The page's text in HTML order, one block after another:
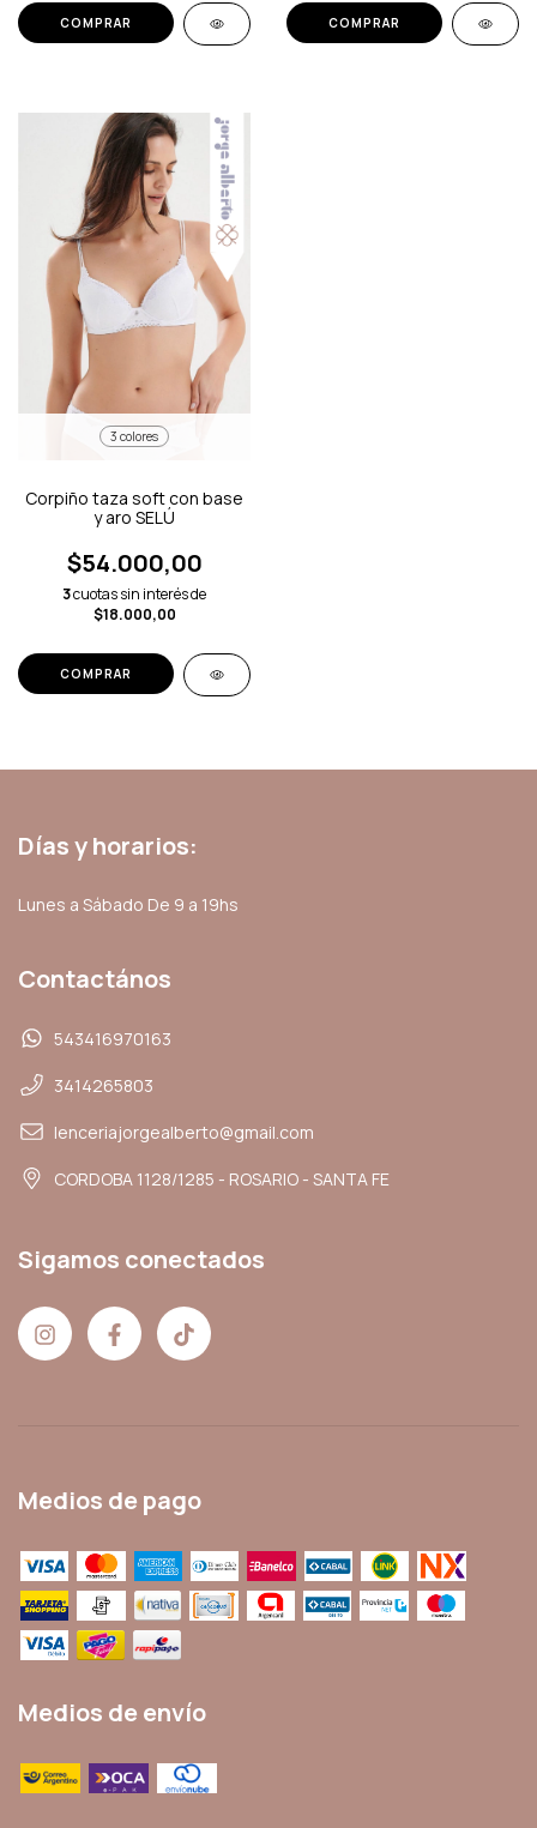
COMPRAR COMPRAR
3 colores
Corpiño taza soft con base
y aro SELÚ
$54.000,00
3cuotas sin interés de
$18.000,00
COMPRAR
Días y horarios:
Lunes a Sábado De 9 a 19hs
Contactános
543416970163
3414265803
lenceriajorgealberto@gmail.com
CORDOBA 1128/1285 - ROSARIO - SANTA FE
Sigamos conectados
Medios de pago
Medios de envío